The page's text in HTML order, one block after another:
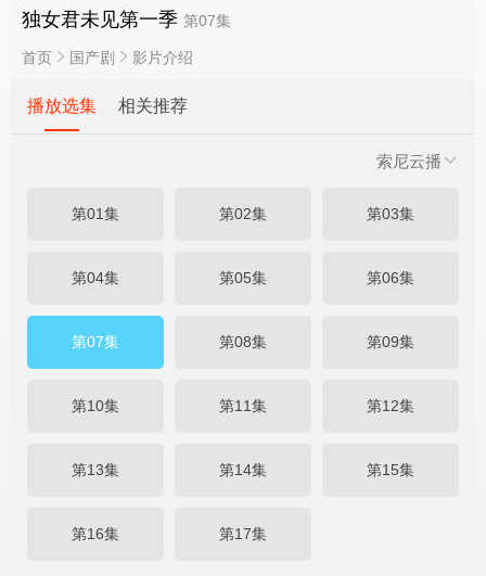
独女君未见第一季 第07集
首页 国产剧 影片介绍
播放选集 相关推荐
索尼云播
第01集 第02集 第03集
第04集 第05集 第06集
第07集 第08集 第09集
第10集 第11集 第12集
第13集 第14集 第15集
第16集 第17集